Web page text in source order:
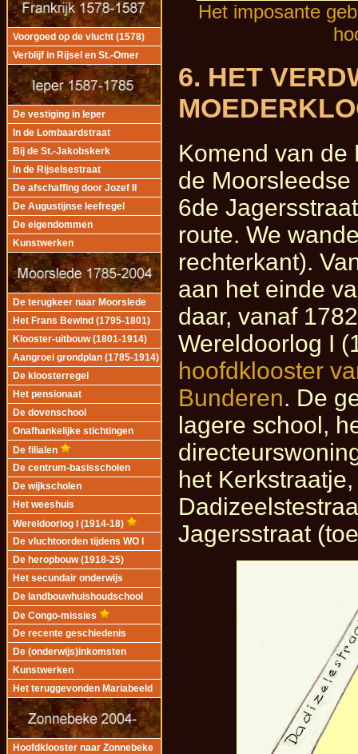
Voorgoed op de vlucht (1578)
Verblijf in Rijsel en St.-Omer
De vestiging in Ieper
In de Lombaardstraat
Bij de St.-Jakobskerk
In de Rijselsestraat
De afschaffing door Jozef II
De Augustijnse leefregel
De eigendommen
Kunstwerken
De terugkeer naar Moorslede
Het Frans Bewind (1795-1801)
Klooster-uitbouw (1801-1914)
Aangroei grondplan (1785-1914)
De kloosterregel
Het pensionaat
De dovenschool
Onafhankelijke stichtingen
De filialen
De centrum-basisscholen
De wijkscholen
Het weeshuis
Wereldoorlog I (1914-18)
De vluchtoorden tijdens WO I
De heropbouw (1918-25)
Het secundair onderwijs
De landbouwhuishoudschool
De Congo-missies
De recente geschiedenis
De (onderwijs)inkomsten
Kunstwerken
Het teruggevonden Mariabeeld
Hoofdklooster naar Zonnebeke
Het imposante
6. HET
Komend van de
de
6de
route. We
rechterkant).
aan het einde
daar, vanaf
Wereldoorlog I
hoofdklooster
Bunderen. De
lagere school,
het
Jagersstraat